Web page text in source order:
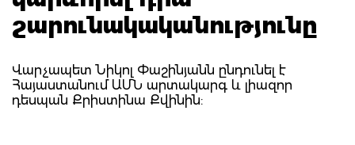
շարունակականությունը
Վարչապետ Նիկոլ Փաշինյանն ընդունել է
Հայաստանում ԱՄՆ արտակարգ և լիազոր
դեսպան Քրիստինա Քվինին: